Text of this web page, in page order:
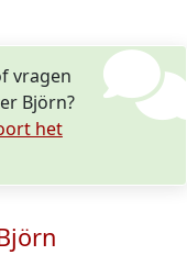
vragen
Björn?
het